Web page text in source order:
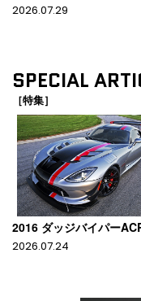
2026.07.29
SPECIAL
［特集］
2016 ダッジバイパー
2026.07.24